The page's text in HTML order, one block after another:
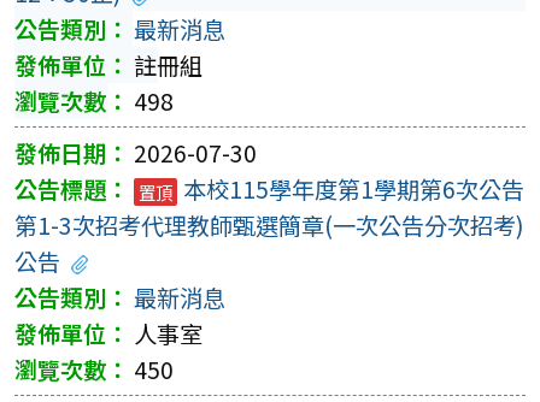
最新消息
註冊組
498
2026-07-30
置頂 本校115學年度第1學期第6次公告
第1-3次招考代理教師甄選簡章(一次公告分次招考)
公告
最新消息
人事室
450